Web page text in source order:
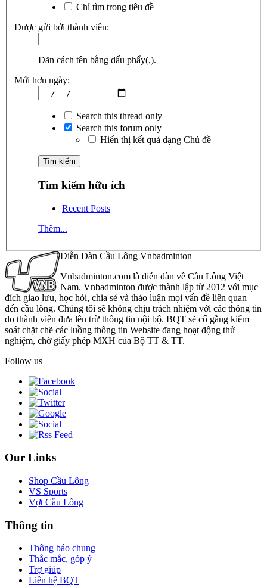
Chỉ tìm trong tiêu đề
Được gửi bởi thành viên:
Dãn cách tên bằng dấu phẩy(,).
Mới hơn ngày:
Search this thread only
Search this forum only
Hiển thị kết quả dạng Chủ đề
Tìm kiếm hữu ích
Recent Posts
Thêm...
Diễn Đàn Cầu Lông Vnbadminton
Vnbadminton.com là diễn đàn về Cầu Lông Việt
Nam. Vnbadminton được thành lập từ 2012 với mục
đích giao lưu, học hỏi, chia sẻ và thảo luận mọi vấn đề liên quan
đến cầu lông. Chúng tôi sẽ không chịu trách nhiệm với các thông tin
do thành viên đưa lên trừ thông tin nội bộ. BQT sẽ cố gắng kiểm
soát chặt chẽ các luồng thông tin Website đang hoạt động thử
nghiệm, chờ giấy phép MXH của Bộ TT & TT.
Follow us
Our Links
Shop Cầu Lông
VS Sports
Vợt Cầu Lông
Thông tin
Thông báo chung
Thắc mắc, góp ý
Trợ giúp
Liên hệ BQT